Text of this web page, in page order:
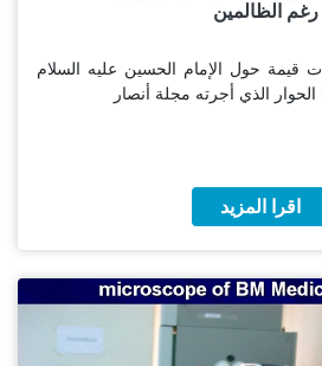
رغم الظالمين
قيمة حول الإمام الحسين عليه السلام
الذي أجرته مجلة أنصار
اقرا المزيد